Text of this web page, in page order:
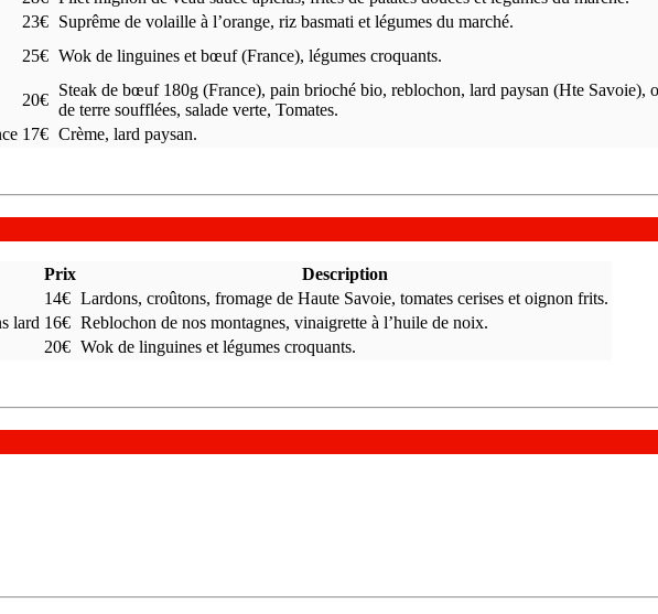
23€ Suprême de volaille à l’orange, riz basmati et légumes du marché.
25€ Wok de linguines et bœuf (France), légumes croquants.
20€
Steak de bœuf 180g (France), pain brioché bio, reblochon, lard paysan (Hte Savoie),
de terre soufflées, salade verte, Tomates.
17€ Crème, lard paysan.
Prix
Description
14€ Lardons, croûtons, fromage de Haute Savoie, tomates cerises et oignon frits.
lard 16€ Reblochon de nos montagnes, vinaigrette à l’huile de noix.
20€ Wok de linguines et légumes croquants.